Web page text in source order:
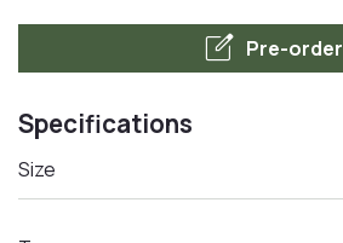
edit_square Pre-order
Specifications
Size